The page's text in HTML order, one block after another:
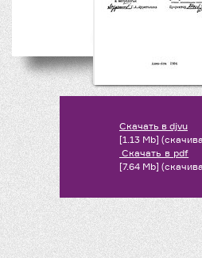
Скачать в djvu
[1.13 Mb]
Скачать в pdf
[7.64 Mb]